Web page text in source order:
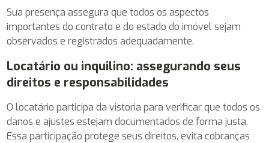
Sua presença assegura que todos os aspectos
importantes do contrato e do estado do imóvel sejam
observados e registrados adequadamente.
Locatário ou inquilino: assegurando seus
direitos e responsabilidades
O locatário participa da vistoria para verificar que todos os
danos e ajustes estejam documentados de forma justa.
Essa participação protege seus direitos, evita cobranças